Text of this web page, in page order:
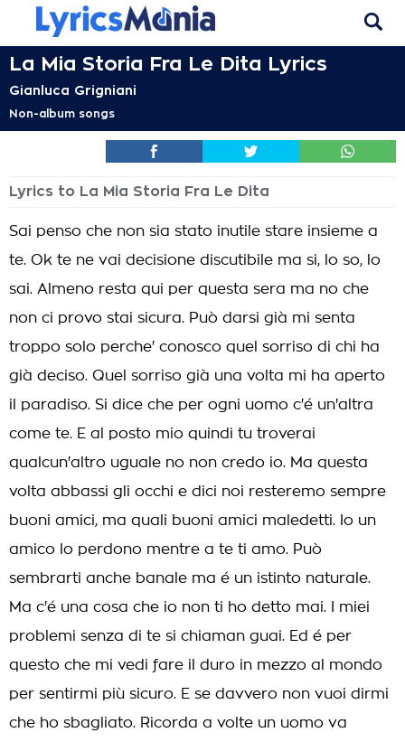
La Mia Storia Fra Le Dita Lyrics
Gianluca Grigniani
Non-album songs
Lyrics to La Mia Storia Fra Le Dita
Sai penso che non sia stato inutile stare insieme a
te. Ok te ne vai decisione discutibile ma si, lo so, lo
sai. Almeno resta qui per questa sera ma no che
non ci provo stai sicura. Può darsi già mi senta
troppo solo perche' conosco quel sorriso di chi ha
già deciso. Quel sorriso già una volta mi ha aperto
il paradiso. Si dice che per ogni uomo c'é un'altra
come te. E al posto mio quindi tu troverai
qualcun'altro uguale no non credo io. Ma questa
volta abbassi gli occhi e dici noi resteremo sempre
buoni amici, ma quali buoni amici maledetti. Io un
amico lo perdono mentre a te ti amo. Può
sembrarti anche banale ma é un istinto naturale.
Ma c'é una cosa che io non ti ho detto mai. I miei
problemi senza di te si chiaman guai. Ed é per
questo che mi vedi fare il duro in mezzo al mondo
per sentirmi più sicuro. E se davvero non vuoi dirmi
che ho sbagliato. Ricorda a volte un uomo va